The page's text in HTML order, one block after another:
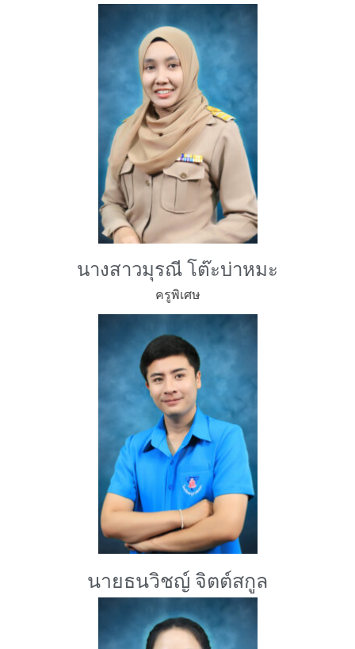
นางสาวมุรณี โต๊ะบ่าหมะ
ครูพิเศษ
นายธนวิชญ์ จิตต์สกูล